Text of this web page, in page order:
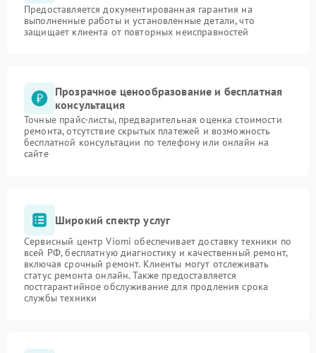
Предоставляется документированная гарантия на
выполненные работы и установленные детали, что
защищает клиента от повторных неисправностей
Прозрачное ценообразование и бесплатная
консультация
Точные прайс-листы, предварительная оценка стоимости
ремонта, отсутствие скрытых платежей и возможность
бесплатной консультации по телефону или онлайн на
сайте
Широкий спектр услуг
Сервисный центр Viomi обеспечивает доставку техники по
всей РФ, бесплатную диагностику и качественный ремонт,
включая срочный ремонт. Клиенты могут отслеживать
статус ремонта онлайн. Также предоставляется
постгарантийное обслуживание для продления срока
службы техники